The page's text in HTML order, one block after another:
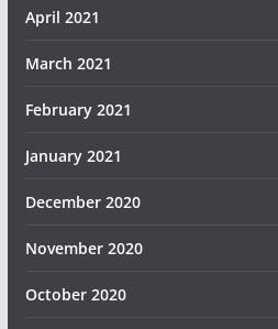
April 2021
March 2021
February 2021
January 2021
December 2020
November 2020
October 2020